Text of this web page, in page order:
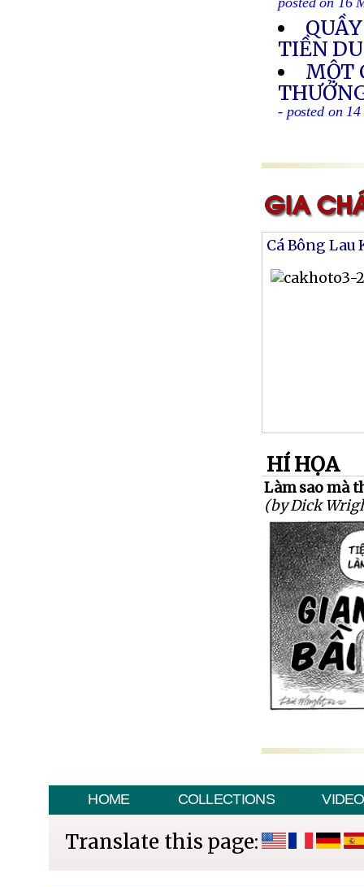
posted on 16
TIỀN
MỘT
- posted on
Cá Bông Lau
HÍ HỌA
Làm sao mà
(by Dick
HOME COLLECTIONS VIDEO
Translate this page: